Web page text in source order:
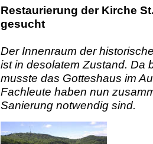
Restaurierung der Kirche
gesucht
Der Innenraum der
ist in desolatem Zustand. Da
musste das Gotteshaus im
Fachleute haben nun
Sanierung notwendig sind.